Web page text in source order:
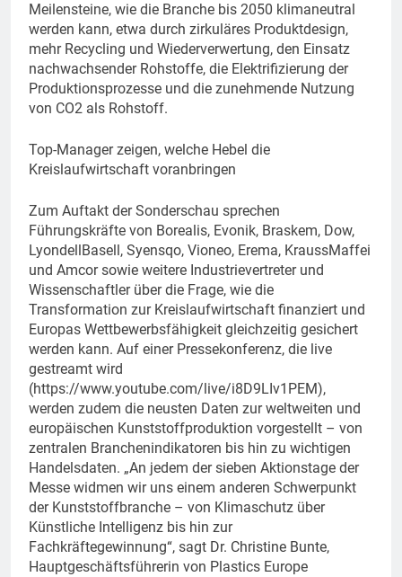
Meilensteine, wie die Branche bis 2050 klimaneutral
werden kann, etwa durch zirkuläres Produktdesign,
mehr Recycling und Wiederverwertung, den Einsatz
nachwachsender Rohstoffe, die Elektrifizierung der
Produktionsprozesse und die zunehmende Nutzung
von CO2 als Rohstoff.
Top-Manager zeigen, welche Hebel die
Kreislaufwirtschaft voranbringen
Zum Auftakt der Sonderschau sprechen
Führungskräfte von Borealis, Evonik, Braskem, Dow,
LyondellBasell, Syensqo, Vioneo, Erema, KraussMaffei
und Amcor sowie weitere Industrievertreter und
Wissenschaftler über die Frage, wie die
Transformation zur Kreislaufwirtschaft finanziert und
Europas Wettbewerbsfähigkeit gleichzeitig gesichert
werden kann. Auf einer Pressekonferenz, die live
gestreamt wird
(https://www.youtube.com/live/i8D9LIv1PEM),
werden zudem die neusten Daten zur weltweiten und
europäischen Kunststoffproduktion vorgestellt – von
zentralen Branchenindikatoren bis hin zu wichtigen
Handelsdaten. „An jedem der sieben Aktionstage der
Messe widmen wir uns einem anderen Schwerpunkt
der Kunststoffbranche – von Klimaschutz über
Künstliche Intelligenz bis hin zur
Fachkräftegewinnung“, sagt Dr. Christine Bunte,
Hauptgeschäftsführerin von Plastics Europe